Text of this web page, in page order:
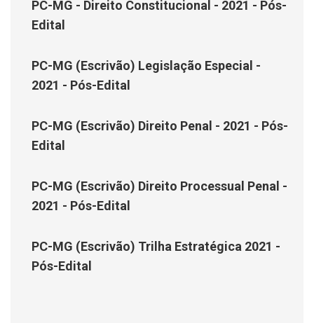
PC-MG - Direito Constitucional - 2021 - Pós-
Edital
PC-MG (Escrivão) Legislação Especial -
2021 - Pós-Edital
PC-MG (Escrivão) Direito Penal - 2021 - Pós-
Edital
PC-MG (Escrivão) Direito Processual Penal -
2021 - Pós-Edital
PC-MG (Escrivão) Trilha Estratégica 2021 -
Pós-Edital